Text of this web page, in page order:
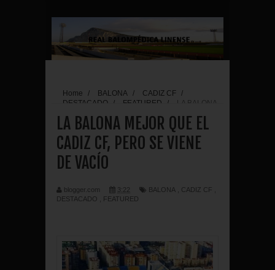
Home / BALONA / CADIZ CF
/
DESTACADO
/ FEATURED /
LA BALONA
VACÍO
LA BALONA MEJOR QUE EL
CADIZ CF, PERO SE VIENE
DE VACÍO
blogger.com 3:22 BALONA CADIZ CF
DESTACADO
FEATURED